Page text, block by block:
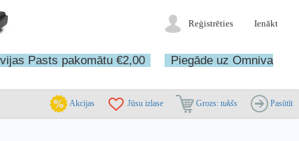
Reģistrēties Ienākt
Pasts pakomātu €2,00
Piegāde uz Omniva
Akcijas Jūsu izlase Grozs: tukšs Pasūtīt